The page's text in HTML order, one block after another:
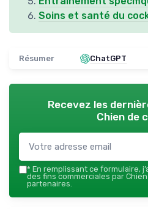
Soins et santé du
Résumer ChatGPT
Recevez les
Chien de
* En remplissant ce formulaire,
des fins commerciales par
partenaires.